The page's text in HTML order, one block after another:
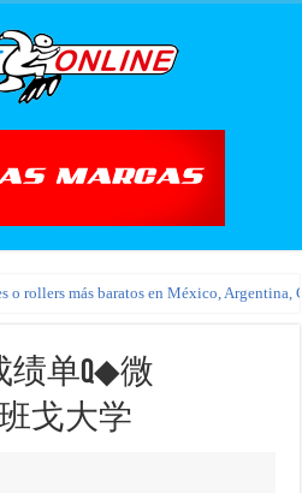
o rollers más baratos en México, Argentina,
绩单Q◆微
班戈大学